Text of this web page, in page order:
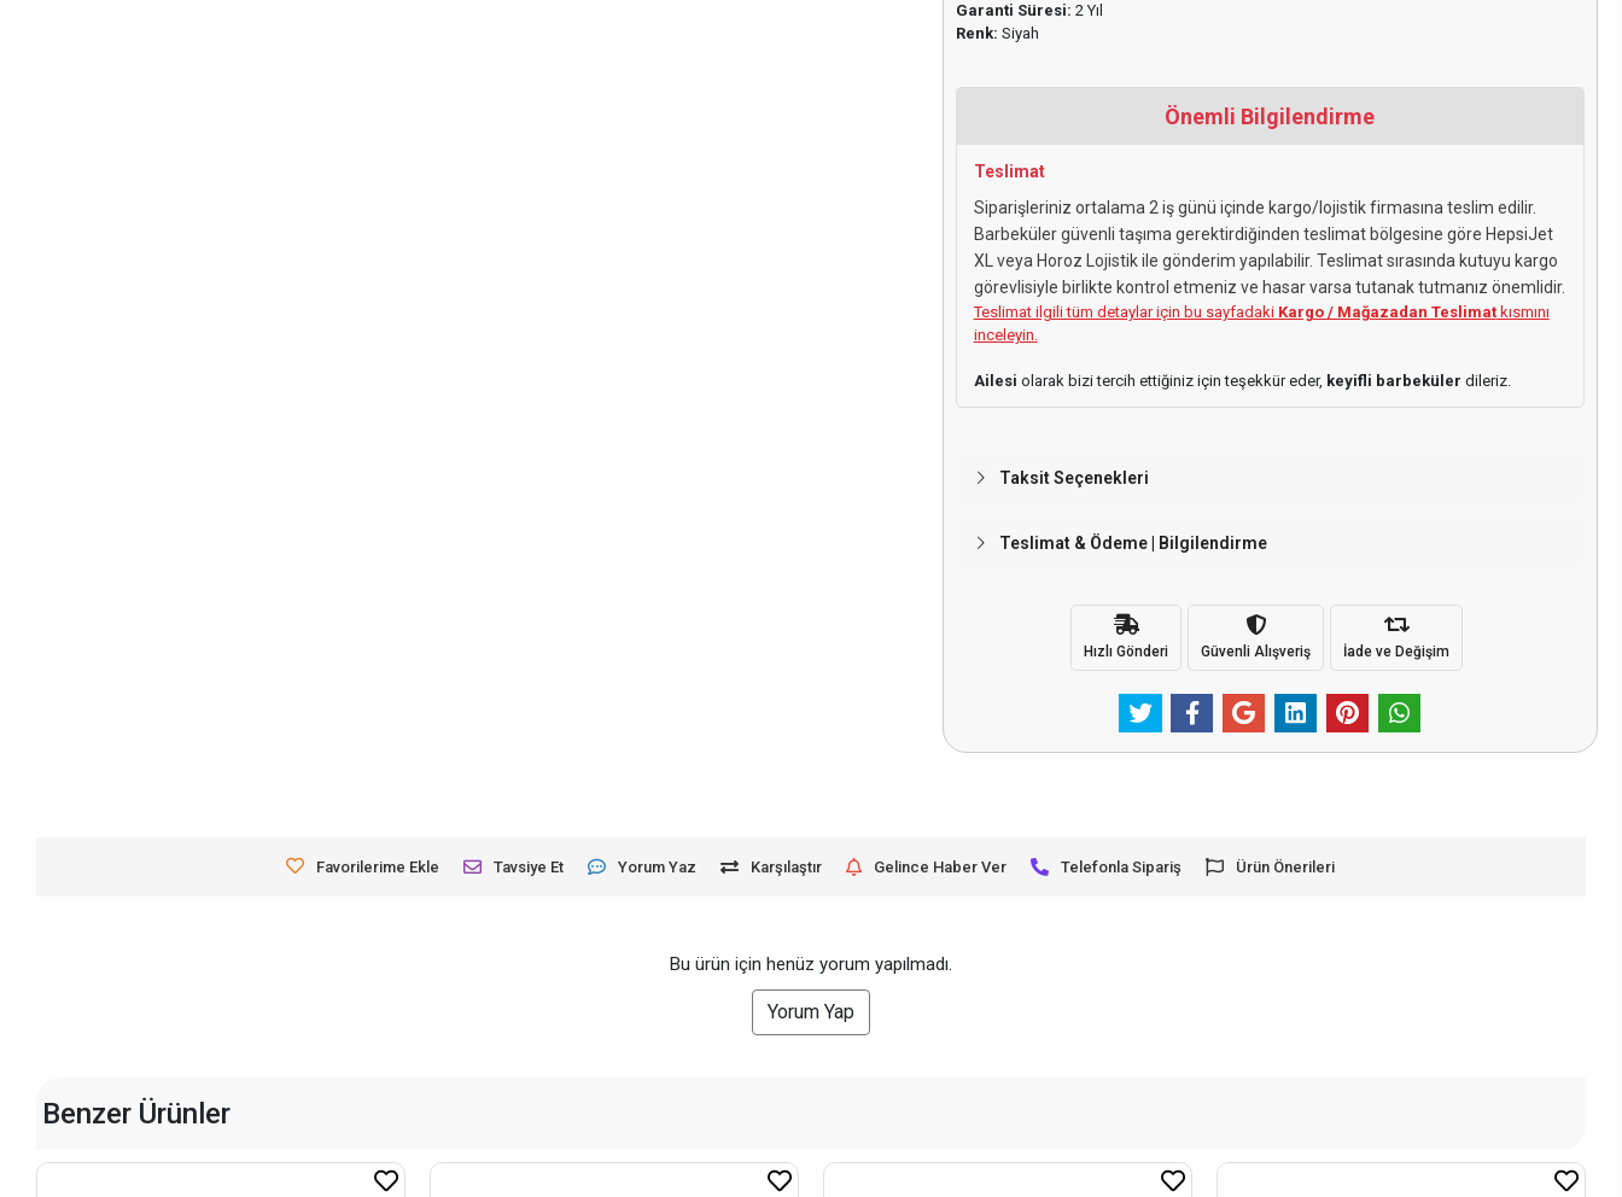
Garanti Süresi: 2 Yıl
Renk: Siyah
Önemli Bilgilendirme
Teslimat
Siparişleriniz ortalama 2 iş günü içinde kargo/lojistik firmasına teslim edilir.
Barbeküler güvenli taşıma gerektirdiğinden teslimat bölgesine göre HepsiJet
XL veya Horoz Lojistik ile gönderim yapılabilir. Teslimat sırasında kutuyu kargo
görevlisiyle birlikte kontrol etmeniz ve hasar varsa tutanak tutmanız önemlidir.
Teslimat ilgili tüm detaylar için bu sayfadaki Kargo / Mağazadan Teslimatkısmını
inceleyin.
Ailesi olarak bizi tercih ettiğiniz için teşekkür eder, keyifli barbeküler dileriz.
Taksit Seçenekleri
Teslimat & Ödeme | Bilgilendirme
Hızlı Gönderi Güvenli Alışveriş İade ve Değişim
Favorilerime Ekle Tavsiye Et Yorum Yaz Karşılaştır Gelince Haber Ver Telefonla Sipariş Ürün Önerileri
Bu ürün için henüz yorum yapılmadı.
Yorum Yap
Benzer Ürünler